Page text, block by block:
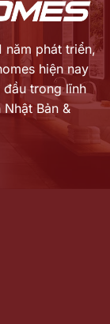
năm phát triển,
hiện nay
trong lĩnh
Bản &